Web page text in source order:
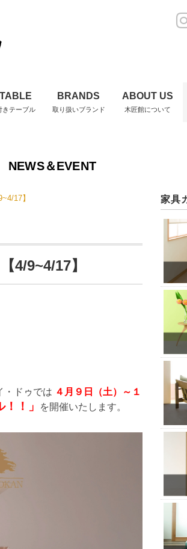
きテーブル
BRANDS
取り扱いブランド
ABOUT US
木匠館について
NEWS＆EVENT
17】
4/9~4/17】
・ドゥでは ４月９日（土）～１
！」 を開催いたします。
家具